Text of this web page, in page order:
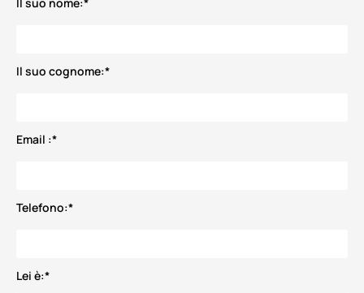
Il suo cognome:*
Email :*
Telefono:*
Lei è:*